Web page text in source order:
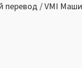
/ VMI